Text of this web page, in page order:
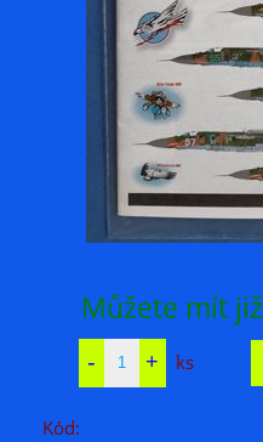
Můžete mít již
ks
Kód: